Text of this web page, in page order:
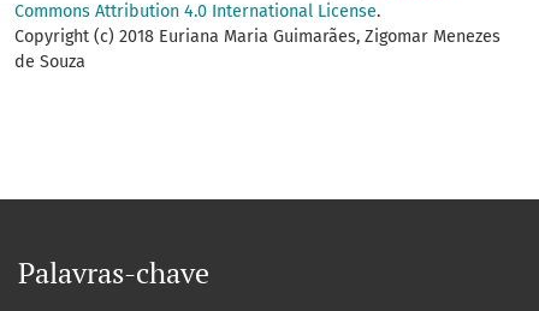
Commons Attribution 4.0 International License.
Copyright (c) 2018 Euriana Maria Guimarães, Zigomar Menezes
de Souza
Palavras-chave